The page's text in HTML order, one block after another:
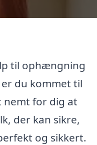
til ophængning
er du kommet til
nemt for dig at
der kan sikre,
og sikkert.